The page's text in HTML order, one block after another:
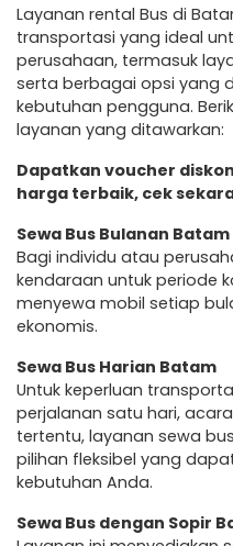
Layanan rental Bus di
transportasi yang ideal
perusahaan, termasuk
serta berbagai opsi yang
kebutuhan pengguna.
layanan yang ditawarkan:
Dapatkan voucher diskon
harga terbaik, cek
Sewa Bus Bulanan Batam
Bagi individu atau
kendaraan untuk periode
menyewa mobil setiap
ekonomis.
Sewa Bus Harian Batam
Untuk keperluan
perjalanan satu hari,
tertentu, layanan sewa
pilihan fleksibel yang
kebutuhan Anda.
Sewa Bus dengan Sopir